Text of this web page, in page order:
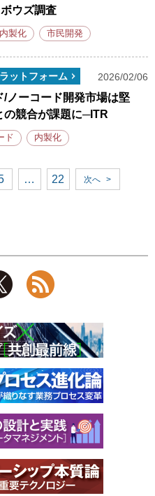
ウズ調査
内製化 市民開発
ットフォーム 2026/02/06
/ノーコード開発市場は堅
の競合が課題に─ITR
ド 内製化
… 22 次へ >